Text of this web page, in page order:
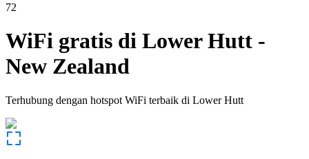
72
WiFi gratis di Lower Hutt -
New Zealand
Terhubung dengan hotspot WiFi terbaik di Lower Hutt